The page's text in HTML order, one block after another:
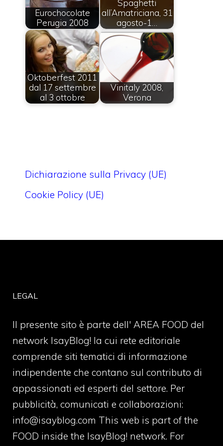
Eurochocolate
Perugia 2008
Spaghetti
all’Amatriciana, 31
agosto-1…
Oktoberfest 2011
dal 17 settembre
al 3 ottobre
Vinitaly 2008,
Verona
Dichiarazione sulla Privacy (UE)
Cookie Policy (UE)
LEGAL
Il presente sito è parte dell' AREA FOOD del
network IsayBlog! la cui rete editoriale
comprende siti tematici di informazione
indipendente che contano sul contributo di
appassionati ed esperti del settore. Per
pubblicità, comunicati e collaborazioni:
info@isayblog.com This web is part of the
FOOD inside the IsayBlog! network. For